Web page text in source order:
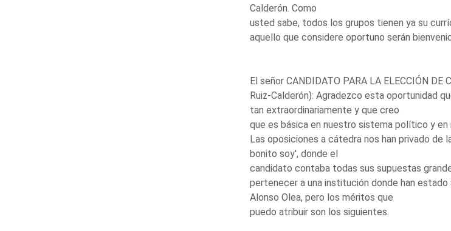
Calderón. Como
usted sabe, todos los grupos tienen ya su
aquello que considere oportuno serán
El señor CANDIDATO PARA LA ELECCIÓN DE
Ruiz-Calderón): Agradezco esta oportunidad
tan extraordinariamente y que creo
que es básica en nuestro sistema político y
Las oposiciones a cátedra nos han privado de
bonito soy', donde el
candidato contaba todas sus supuestas
pertenecer a una institución donde han
Alonso Olea, pero los méritos que
puedo atribuir son los siguientes.